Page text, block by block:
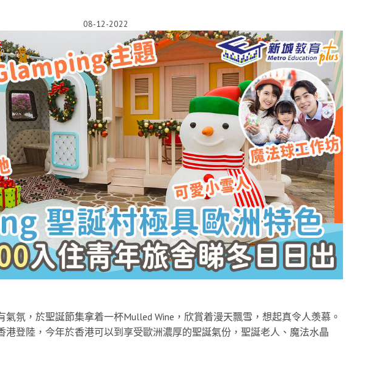
08-12-2022
氛，於聖誕節集拿着一杯Mulled Wine，欣賞着漫天飄雪，想起真令人羡慕。
港登陸，今年於香港可以到享受歐洲濃厚的聖誕氣份，聖誕老人、魔法水晶